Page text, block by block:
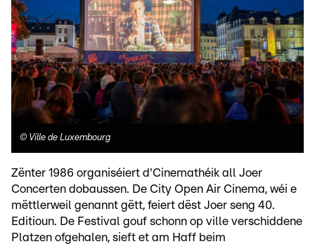
© Ville de Luxembourg
Zënter 1986 organiséiert d'Cinemathéik all Joer
Concerten dobaussen. De City Open Air Cinema, wéi e
mëttlerweil genannt gëtt, feiert dëst Joer seng 40.
Editioun. De Festival gouf schonn op ville verschiddene
Platzen ofgehalen, sieft et am Haff beim